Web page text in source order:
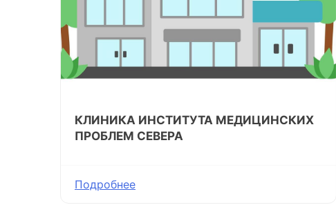
КЛИНИКА ИНСТИТУТА МЕДИЦИНСКИХ
ПРОБЛЕМ СЕВЕРА
Подробнее